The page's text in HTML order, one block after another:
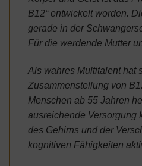
B12“ entwickelt worden.
gerade in der
Für die werdende Mutter
Als wahres Multitalent hat
Zusammenstellung von
Menschen ab 55 Jahren
ausreichende Versorgung
des Gehirns und der
kognitiven Fähigkeiten